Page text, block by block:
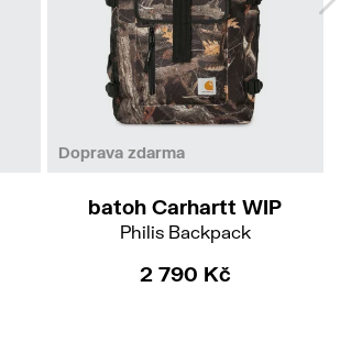
Doprava zdarma
batoh Carhartt WIP
Philis Backpack
2 790 Kč